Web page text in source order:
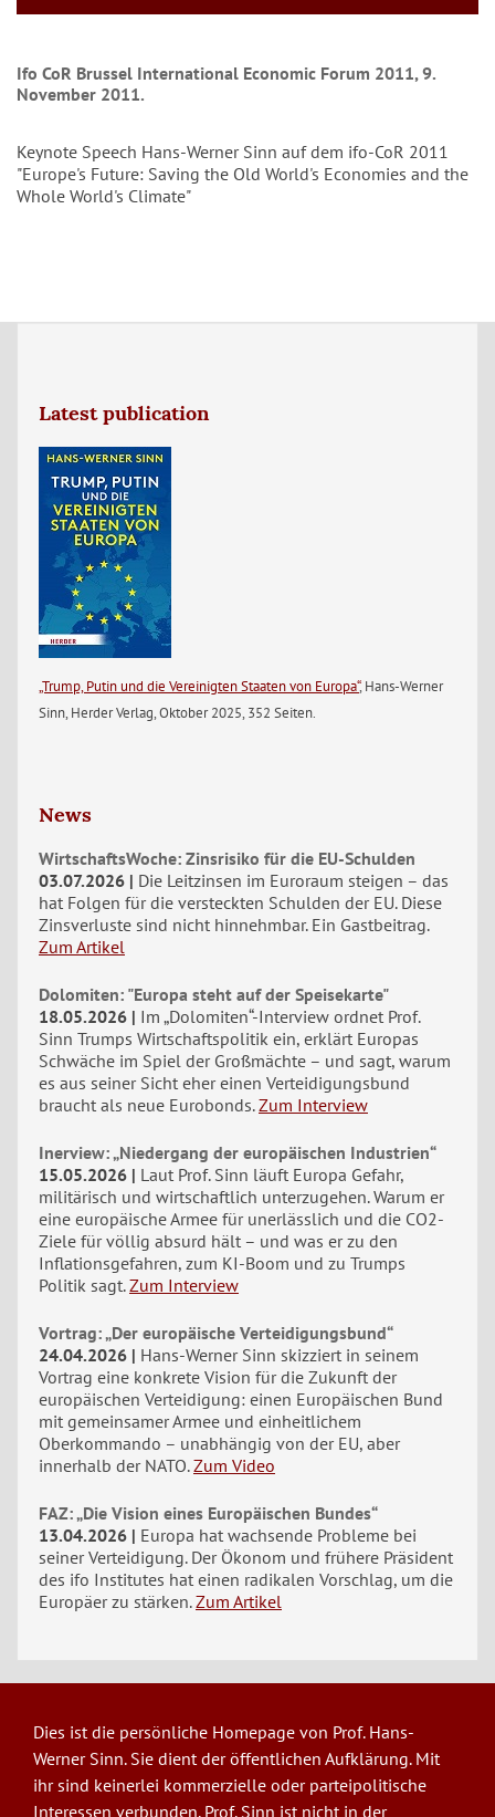
Ifo CoR Brussel International Economic Forum 2011, 9.
November 2011.
Keynote Speech Hans-Werner Sinn auf dem ifo-CoR 2011
"Europe's Future: Saving the Old World's Economies and the
Whole World's Climate"
Latest publication
„Trump, Putin und die Vereinigten Staaten von Europa“, Hans-Werner
Sinn, Herder Verlag, Oktober 2025, 352 Seiten.
News
WirtschaftsWoche: Zinsrisiko für die EU-Schulden
03.07.2026
Die Leitzinsen im Euroraum steigen – das
hat Folgen für die versteckten Schulden der EU. Diese
Zinsverluste sind nicht hinnehmbar. Ein Gastbeitrag.
Zum Artikel
Dolomiten: "Europa steht auf der Speisekarte"
18.05.2026
Im „Dolomiten“-Interview ordnet Prof.
Sinn Trumps Wirtschaftspolitik ein, erklärt Europas
Schwäche im Spiel der Großmächte – und sagt, warum
es aus seiner Sicht eher einen Verteidigungsbund
braucht als neue Eurobonds. Zum Interview
Inerview: „Niedergang der europäischen Industrien“
15.05.2026
Laut Prof. Sinn läuft Europa Gefahr,
militärisch und wirtschaftlich unterzugehen. Warum er
eine europäische Armee für unerlässlich und die CO2-
Ziele für völlig absurd hält – und was er zu den
Inflationsgefahren, zum KI-Boom und zu Trumps
Politik sagt. Zum Interview
Vortrag: „Der europäische Verteidigungsbund“
24.04.2026
Hans-Werner Sinn skizziert in seinem
Vortrag eine konkrete Vision für die Zukunft der
europäischen Verteidigung: einen Europäischen Bund
mit gemeinsamer Armee und einheitlichem
Oberkommando – unabhängig von der EU, aber
innerhalb der NATO. Zum Video
FAZ: „Die Vision eines Europäischen Bundes“
13.04.2026
Europa hat wachsende Probleme bei
seiner Verteidigung. Der Ökonom und frühere Präsident
des ifo Institutes hat einen radikalen Vorschlag, um die
Europäer zu stärken. Zum Artikel
Dies ist die persönliche Homepage von Prof. Hans-
Werner Sinn. Sie dient der öffentlichen Aufklärung. Mit
ihr sind keinerlei kommerzielle oder parteipolitische
Interessen verbunden. Prof. Sinn ist nicht in der